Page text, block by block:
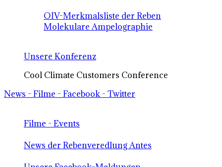
OIV-Merkmalsliste der Reben
Molekulare Ampelographie
Unsere Konferenz
Cool Climate Customers Conference
News - Filme - Facebook - Twitter
Filme - Events
News der Rebenveredlung Antes